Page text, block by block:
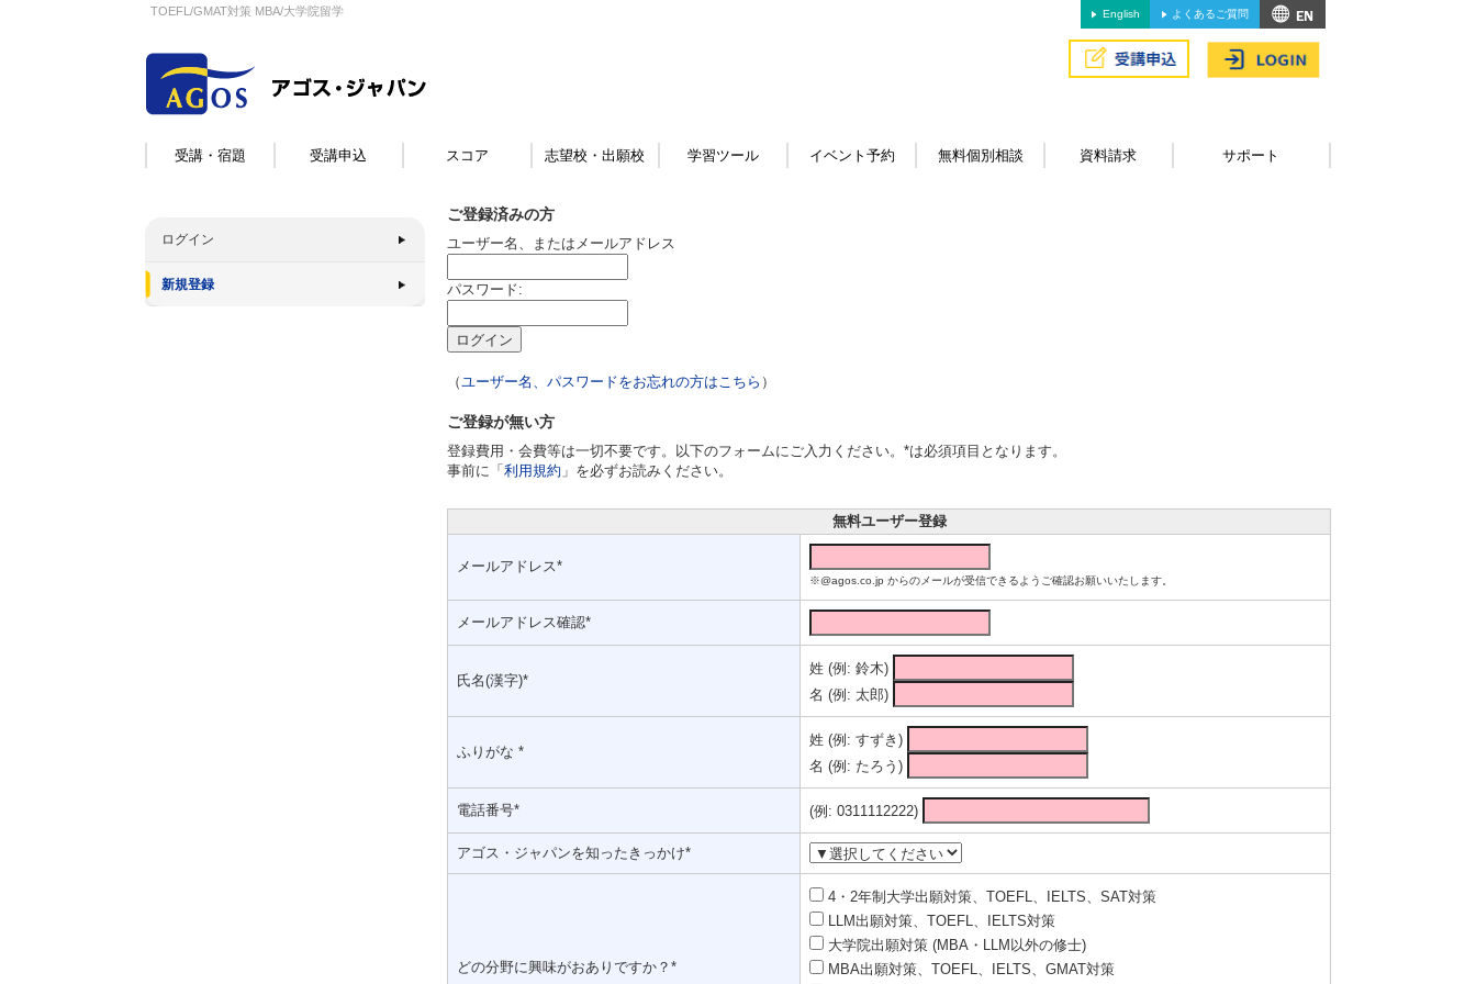
TOEFL/GMAT対策 MBA/大学院留学 English よくあるご質問
受講・宿題 受講申込 スコア 志望校・出願校 学習ツール イベント予約 無料個別相談 資料請求 サポート
ログイン
新規登録
ご登録済みの方
ユーザー名、またはメールアドレス
パスワード:
（ユーザー名、パスワードをお忘れの方はこちら ）
ご登録が無い方
登録費用・会費等は一切不要です。以下のフォームにご入力ください。*は必須項目となります。
事前に「 利用規約 」を必ずお読みください。
無料ユーザー登録
メールアドレス*
※@agos.co.jp からのメールが受信できるようご確認お願いいたします。
メールアドレス確認*
氏名(漢字)*
姓 (例: 鈴木)
名 (例: 太郎)
ふりがな *
姓 (例: すずき)
名 (例: たろう)
電話番号* (例: 0311112222)
アゴス・ジャパンを知ったきっかけ*
どの分野に興味がおありですか？*
4・2年制大学出願対策、TOEFL、IELTS、SAT対策
LLM出願対策、TOEFL、IELTS対策
大学院出願対策 (MBA・LLM以外の修士)
MBA出願対策、TOEFL、IELTS、GMAT対策